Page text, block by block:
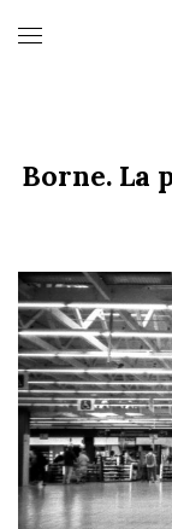
Borne. La